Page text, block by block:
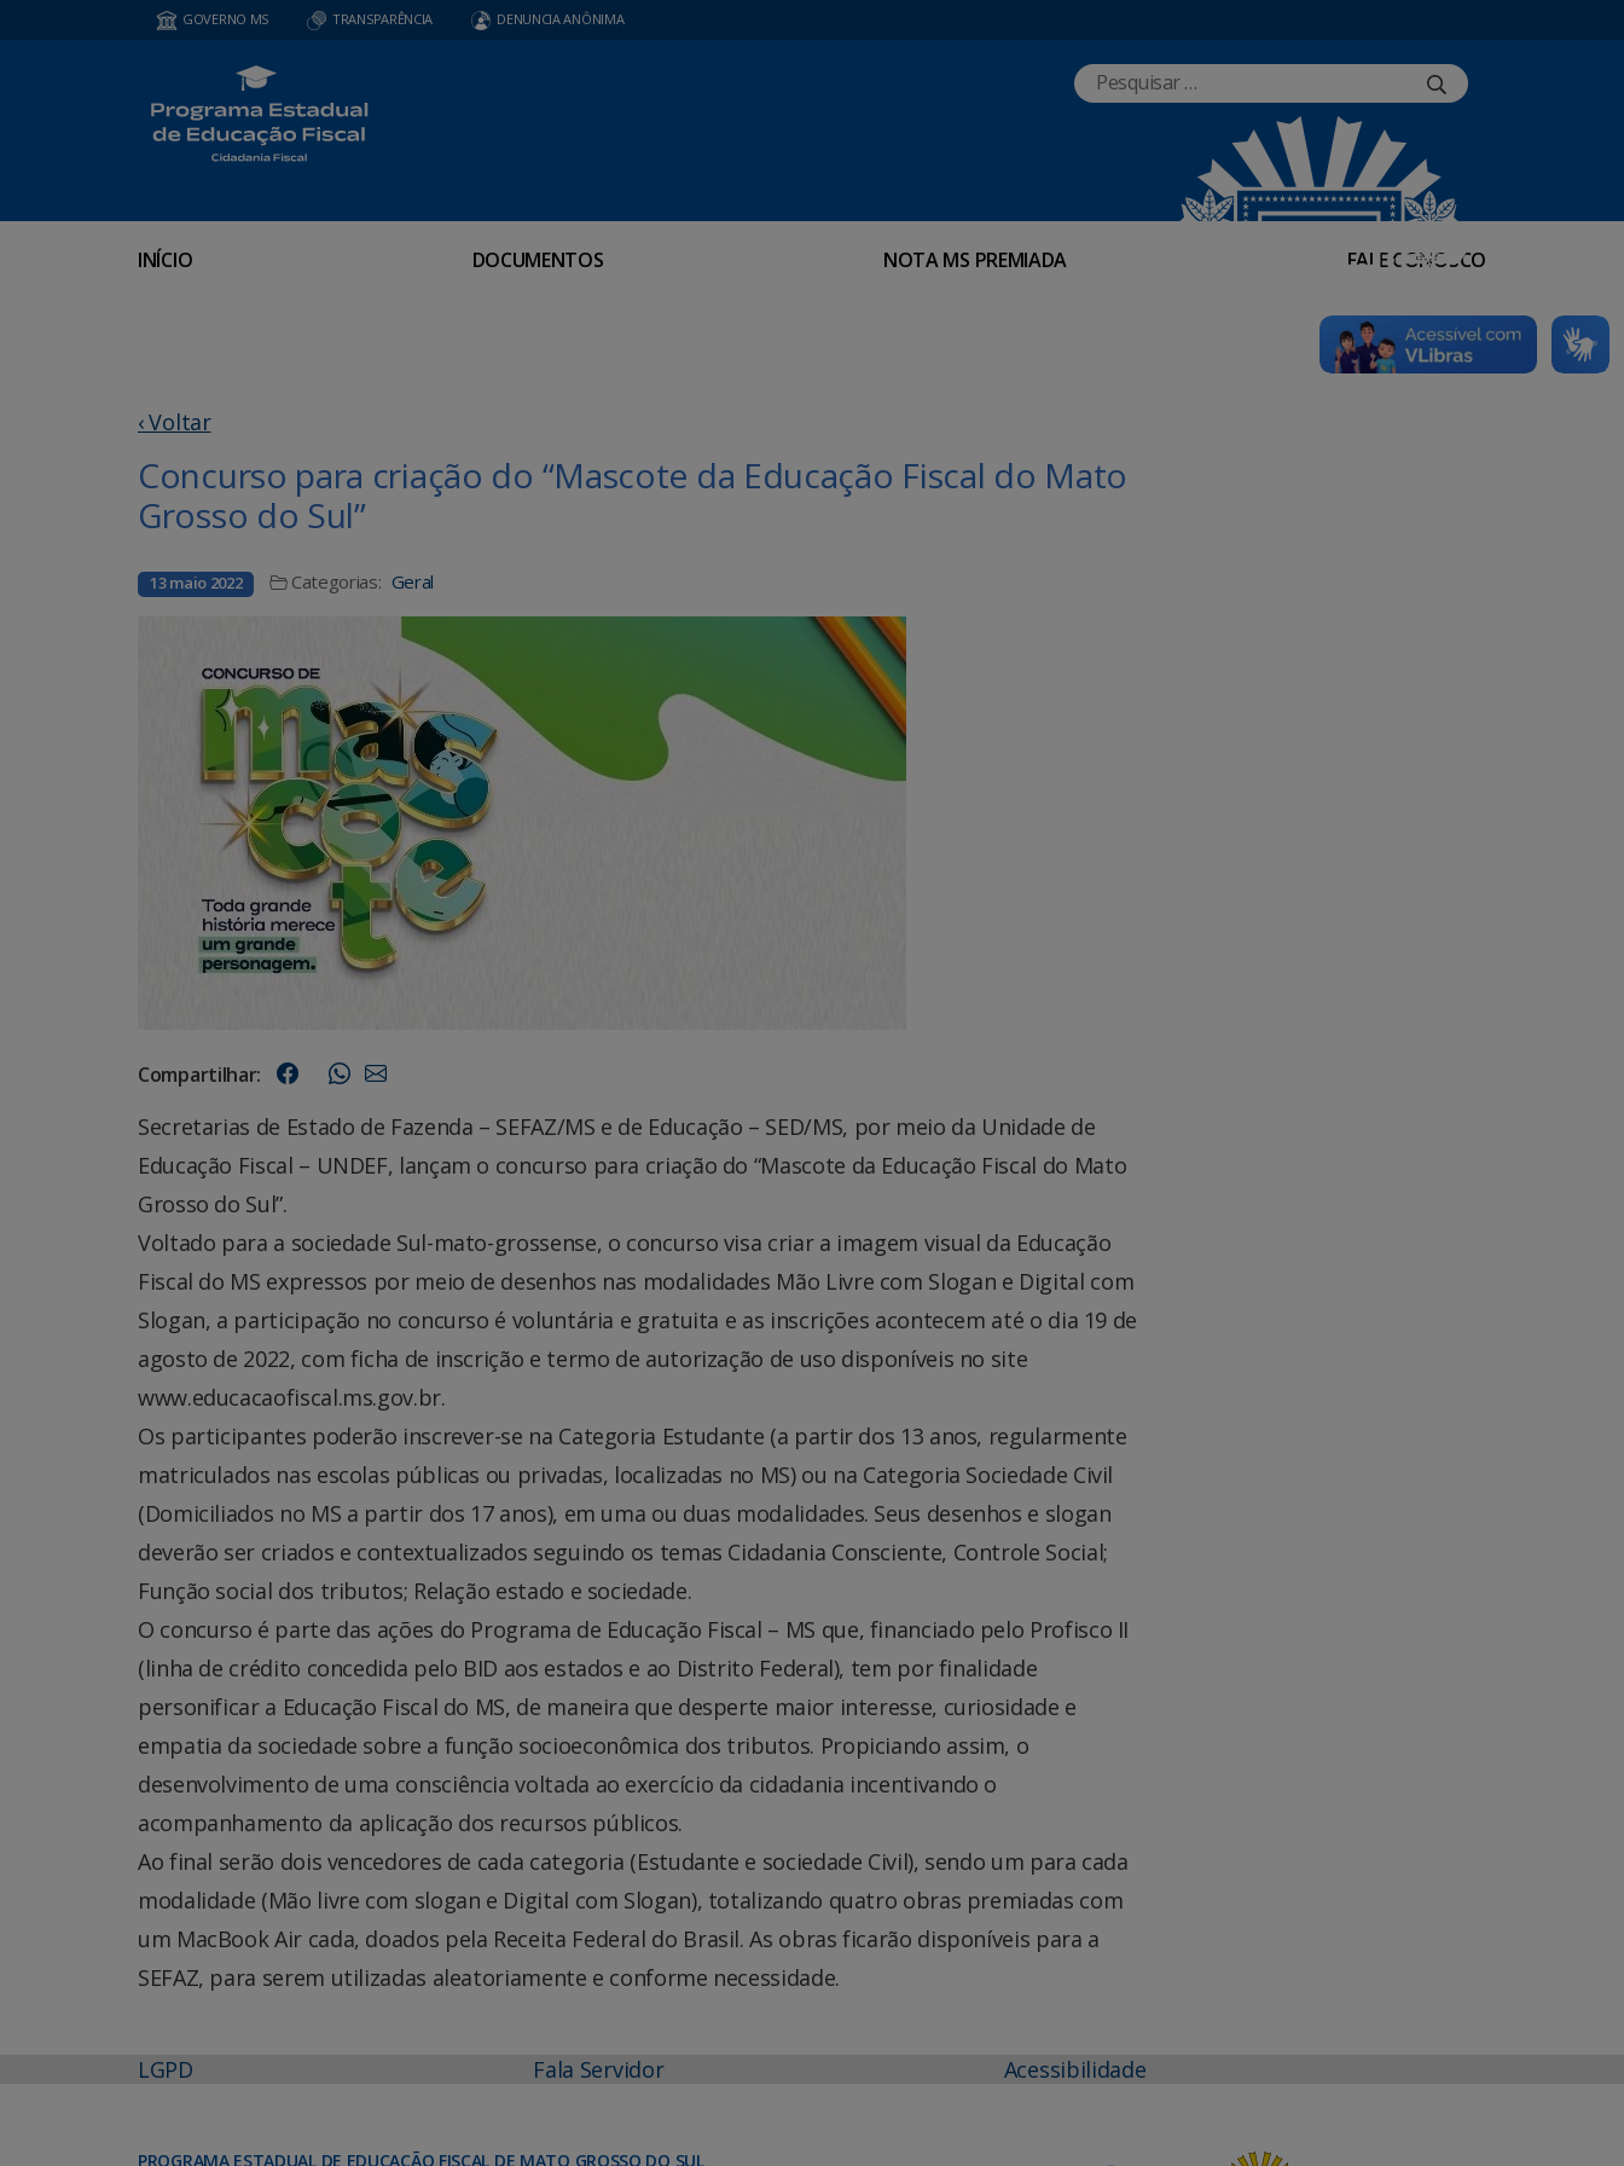
GOVERNO MS TRANSPARÊNCIA DENUNCIA ANÔNIMA
INÍCIO DOCUMENTOS NOTA MS PREMIADA FALE CONOSCO
‹ Voltar
Concurso para criação do “Mascote da Educação Fiscal do Mato
Grosso do Sul”
13 maio 2022 Categorias: Geral
Compartilhar:
Secretarias de Estado de Fazenda – SEFAZ/MS e de Educação – SED/MS, por meio da Unidade de
Educação Fiscal – UNDEF, lançam o concurso para criação do “Mascote da Educação Fiscal do Mato
Grosso do Sul”.
Voltado para a sociedade Sul-mato-grossense, o concurso visa criar a imagem visual da Educação
Fiscal do MS expressos por meio de desenhos nas modalidades Mão Livre com Slogan e Digital com
Slogan, a participação no concurso é voluntária e gratuita e as inscrições acontecem até o dia 19 de
agosto de 2022, com ficha de inscrição e termo de autorização de uso disponíveis no site
www.educacaofiscal.ms.gov.br.
Os participantes poderão inscrever-se na Categoria Estudante (a partir dos 13 anos, regularmente
matriculados nas escolas públicas ou privadas, localizadas no MS) ou na Categoria Sociedade Civil
(Domiciliados no MS a partir dos 17 anos), em uma ou duas modalidades. Seus desenhos e slogan
deverão ser criados e contextualizados seguindo os temas Cidadania Consciente, Controle Social;
Função social dos tributos; Relação estado e sociedade.
O concurso é parte das ações do Programa de Educação Fiscal – MS que, financiado pelo Profisco II
(linha de crédito concedida pelo BID aos estados e ao Distrito Federal), tem por finalidade
personificar a Educação Fiscal do MS, de maneira que desperte maior interesse, curiosidade e
empatia da sociedade sobre a função socioeconômica dos tributos. Propiciando assim, o
desenvolvimento de uma consciência voltada ao exercício da cidadania incentivando o
acompanhamento da aplicação dos recursos públicos.
Ao final serão dois vencedores de cada categoria (Estudante e sociedade Civil), sendo um para cada
modalidade (Mão livre com slogan e Digital com Slogan), totalizando quatro obras premiadas com
um MacBook Air cada, doados pela Receita Federal do Brasil. As obras ficarão disponíveis para a
SEFAZ, para serem utilizadas aleatoriamente e conforme necessidade.
LGPD Fala Servidor Acessibilidade
PROGRAMA ESTADUAL DE EDUCAÇÃO FISCAL DE MATO GROSSO DO SUL